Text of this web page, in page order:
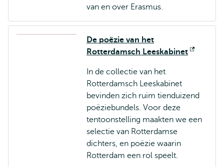
van en over Erasmus.
De poëzie van het
Rotterdamsch Leeskabinet
In de collectie van het
Rotterdamsch Leeskabinet
bevinden zich ruim tienduizend
poëziebundels. Voor deze
tentoonstelling maakten we een
selectie van Rotterdamse
dichters, en poëzie waarin
Rotterdam een rol speelt.